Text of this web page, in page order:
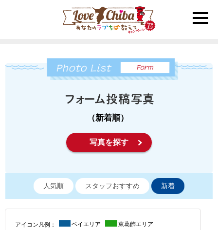
toggle
（新着順）
写真を探す
人気順 スタッフおすすめ 新着
アイコン凡例： ベイエリア
東葛飾エリア